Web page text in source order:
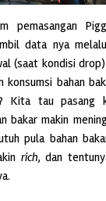
pemasangan
data nya
(saat kondisi
konsumsi bahan
Kita tau
bakar makin
pula bahan
rich, dan